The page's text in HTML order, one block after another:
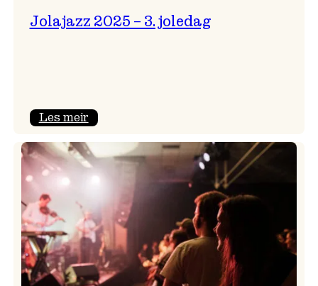
Jolajazz 2025 – 3. joledag
Les meir:
2025
–
joledag